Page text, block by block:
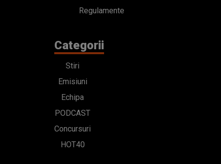
Regulamente
Categorii
Stiri
Emisiuni
Echipa
PODCAST
Concursuri
HOT40